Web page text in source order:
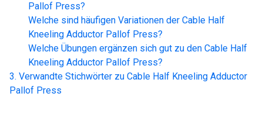
Pallof Press?
Welche sind häufigen Variationen der Cable Half
Kneeling Adductor Pallof Press?
Welche Übungen ergänzen sich gut zu den Cable Half
Kneeling Adductor Pallof Press?
Verwandte Stichwörter zu Cable Half Kneeling Adductor
Pallof Press